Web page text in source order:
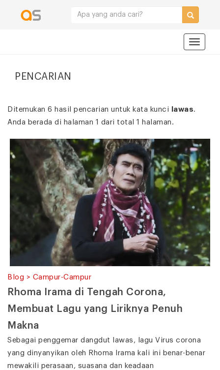
PENCARIAN
Ditemukan 6 hasil pencarian untuk kata kunci lawas.
Anda berada di halaman 1 dari total 1 halaman.
Blog > Campur-Campur
Rhoma Irama di Tengah Corona,
Membuat Lagu yang Liriknya Penuh
Makna
Sebagai penggemar dangdut lawas, lagu Virus corona
yang dinyanyikan oleh Rhoma Irama kali ini benar-benar
mewakili perasaan, suasana dan keadaan